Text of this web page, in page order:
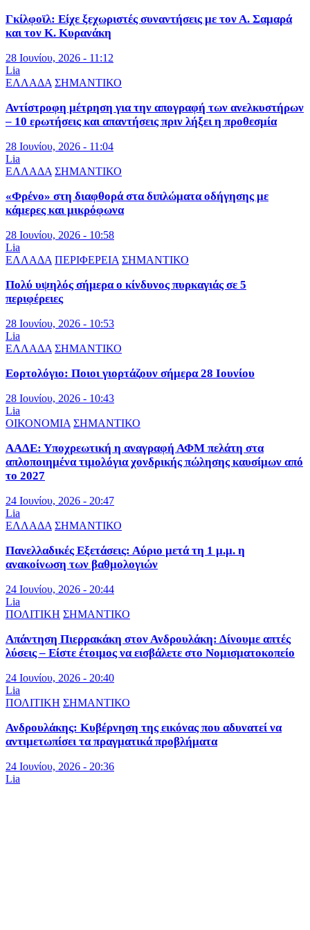
Γκίλφοϊλ: Είχε ξεχωριστές συναντήσεις με τον Α. Σαμαρά
και τον Κ. Κυρανάκη
28 Ιουνίου, 2026 - 11:12
Lia
ΕΛΛΑΔΑ ΣΗΜΑΝΤΙΚΟ
Αντίστροφη μέτρηση για την απογραφή των ανελκυστήρων
– 10 ερωτήσεις και απαντήσεις πριν λήξει η προθεσμία
28 Ιουνίου, 2026 - 11:04
Lia
ΕΛΛΑΔΑ ΣΗΜΑΝΤΙΚΟ
«Φρένο» στη διαφθορά στα διπλώματα οδήγησης με
κάμερες και μικρόφωνα
28 Ιουνίου, 2026 - 10:58
Lia
ΕΛΛΑΔΑ ΠΕΡΙΦΕΡΕΙΑ ΣΗΜΑΝΤΙΚΟ
Πολύ υψηλός σήμερα ο κίνδυνος πυρκαγιάς σε 5
περιφέρειες
28 Ιουνίου, 2026 - 10:53
Lia
ΕΛΛΑΔΑ ΣΗΜΑΝΤΙΚΟ
Εορτολόγιο: Ποιοι γιορτάζουν σήμερα 28 Ιουνίου
28 Ιουνίου, 2026 - 10:43
Lia
ΟΙΚΟΝΟΜΙΑ ΣΗΜΑΝΤΙΚΟ
ΑΑΔΕ: Υποχρεωτική η αναγραφή ΑΦΜ πελάτη στα
απλοποιημένα τιμολόγια χονδρικής πώλησης καυσίμων από
το 2027
24 Ιουνίου, 2026 - 20:47
Lia
ΕΛΛΑΔΑ ΣΗΜΑΝΤΙΚΟ
Πανελλαδικές Εξετάσεις: Αύριο μετά τη 1 μ.μ. η
ανακοίνωση των βαθμολογιών
24 Ιουνίου, 2026 - 20:44
Lia
ΠΟΛΙΤΙΚΗ ΣΗΜΑΝΤΙΚΟ
Απάντηση Πιερρακάκη στον Ανδρουλάκη: Δίνουμε απτές
λύσεις – Είστε έτοιμος να εισβάλετε στο Νομισματοκοπείο
24 Ιουνίου, 2026 - 20:40
Lia
ΠΟΛΙΤΙΚΗ ΣΗΜΑΝΤΙΚΟ
Ανδρουλάκης: Κυβέρνηση της εικόνας που αδυνατεί να
αντιμετωπίσει τα πραγματικά προβλήματα
24 Ιουνίου, 2026 - 20:36
Lia